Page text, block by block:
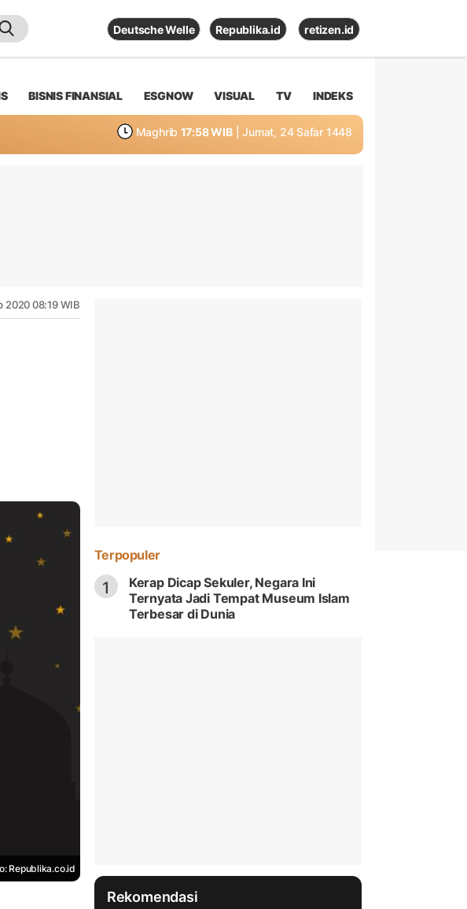
Deutsche Welle Republika.id retizen.id
BISNIS FINANSIAL ESGNOW VISUAL TV INDEKS
Maghrib 17:58 WIB | Jumat, 24 Safar 1448
2020 08:19 WIB
Republika.co.id
Terpopuler
1
Kerap Dicap Sekuler, Negara Ini
Ternyata Jadi Tempat Museum Islam
Terbesar di Dunia
Rekomendasi